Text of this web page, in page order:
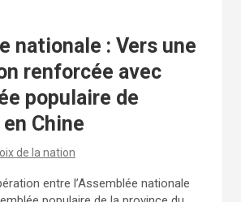
nationale : Vers une
renforcée avec
populaire de
Chine
de la nation
entre l’Assemblée nationale